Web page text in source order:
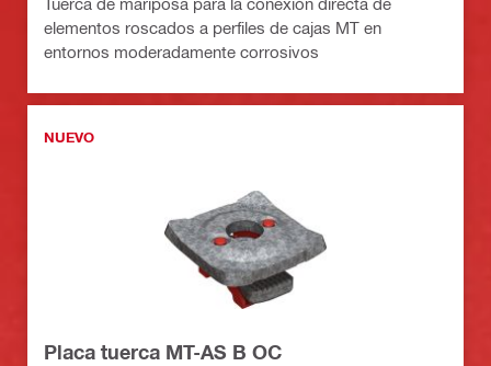
elementos roscados a perfiles de cajas MT en
entornos moderadamente corrosivos
NUEVO
Placa tuerca MT-AS B OC